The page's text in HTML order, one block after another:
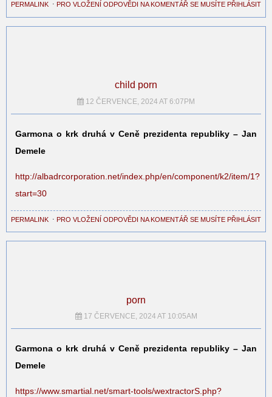
PERMALINK ⋅ PRO VLOŽENÍ ODPOVĚDI NA KOMENTÁŘ SE MUSÍTE PŘIHLÁSIT
child porn
12 ČERVENCE, 2024 AT 6:07PM
Garmona o krk druhá v Ceně prezidenta republiky – Jan
Demele
http://albadrcorporation.net/index.php/en/component/k2/item/1?
start=30
PERMALINK ⋅ PRO VLOŽENÍ ODPOVĚDI NA KOMENTÁŘ SE MUSÍTE PŘIHLÁSIT
porn
17 ČERVENCE, 2024 AT 10:05AM
Garmona o krk druhá v Ceně prezidenta republiky – Jan
Demele
https://www.smartial.net/smart-tools/wextractorS.php?